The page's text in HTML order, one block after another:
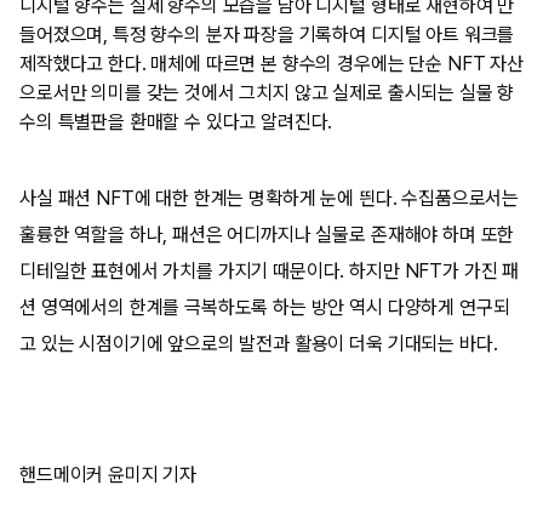
디지털 향수는 실제 향수의 모습을 담아 디지털 형태로 재현하여 만
들어졌으며, 특정 향수의 분자 파장을 기록하여 디지털 아트 워크를
제작했다고 한다. 매체에 따르면 본 향수의 경우에는 단순 NFT 자산
으로서만 의미를 갖는 것에서 그치지 않고 실제로 출시되는 실물 향
수의 특별판을 환매할 수 있다고 알려진다.
사실 패션 NFT에 대한 한계는 명확하게 눈에 띈다. 수집품으로서는
훌륭한 역할을 하나, 패션은 어디까지나 실물로 존재해야 하며 또한
디테일한 표현에서 가치를 가지기 때문이다. 하지만 NFT가 가진 패
션 영역에서의 한계를 극복하도록 하는 방안 역시 다양하게 연구되
고 있는 시점이기에 앞으로의 발전과 활용이 더욱 기대되는 바다.
​핸드메이커 윤미지 기자​